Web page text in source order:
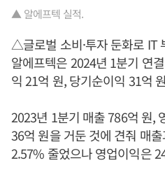
▲ 알에프텍 실적.
△글로벌 소비·투자 둔화로 IT
알에프텍은 2024년 1분기 연
익 21억 원, 당기순이익 31억
2023년 1분기 매출 786억 원,
36억 원을 거둔 것에 견줘 매
2.57% 줄었으나 영업이익은